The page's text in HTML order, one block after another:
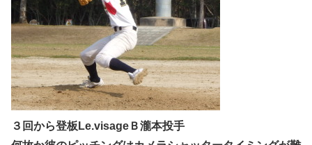
３回から登板Le.visageＢ瀧本投手